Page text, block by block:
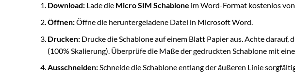
Download:Lade die Micro SIM Schablone im Word-Format kostenlos
Öffnen:Öffne die heruntergeladene Datei in Microsoft Word.
Drucken:Drucke die Schablone auf einem Blatt Papier aus. Achte darauf,
(100% Skalierung). Überprüfe die Maße der gedruckten Schablone mit
Ausschneiden:Schneide die Schablone entlang der äußeren Linie